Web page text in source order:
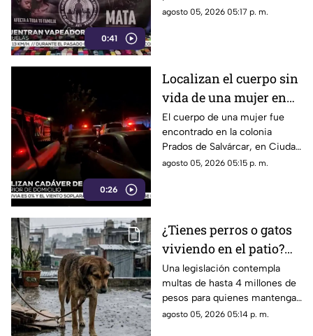
0:41
ciclo escolar 2025-2026.
agosto 05, 2026 05:17 p. m.
0:26
Localizan el cuerpo sin
vida de una mujer en
Ciudad Juárez | VIDEO
El cuerpo de una mujer fue
encontrado en la colonia
Prados de Salvárcar, en Ciudad
Juárez.
agosto 05, 2026 05:15 p. m.
¿Tienes perros o gatos
viviendo en el patio?
Podrías recibir una
multa de hasta 4
millones de pesos
Una legislación contempla
multas de hasta 4 millones de
pesos para quienes mantengan
de forma permanente a perros
agosto 05, 2026 05:14 p. m.